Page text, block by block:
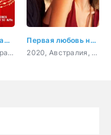
Рождество — самое время вернуться домой
2023, Канада, драма, мелодрама
Первая любовь навсегда
2020, Австралия, Филиппины, драма, мелодрама